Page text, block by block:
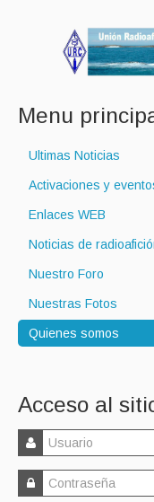
Menu
Ultimas Noticias
Activaciones y
Enlaces WEB
Noticias de
Nuestro Foro
Nuestras Fotos
Quienes somos
Acceso al